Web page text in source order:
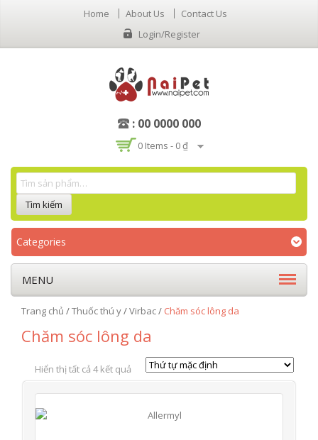
Home About Us
Contact Us
Login/Register
: 00 0000 000
0 Items - 0 ₫
Categories
MENU
Trang chủ /Thuốc thú y/Virbac/ Chăm sóc lông da
Chăm sóc lông da
Hiển thị tất cả 4 kết quả